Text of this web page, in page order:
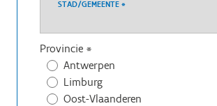
STAD/GEMEENTE *
Provincie *
Antwerpen
Limburg
Oost-Vlaanderen